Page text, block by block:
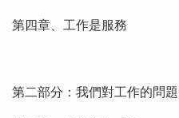
第四章、工作是服務
第二部分：我們對工作的問題